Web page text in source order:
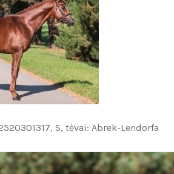
S, tėvai: Abrek-Lendorfa